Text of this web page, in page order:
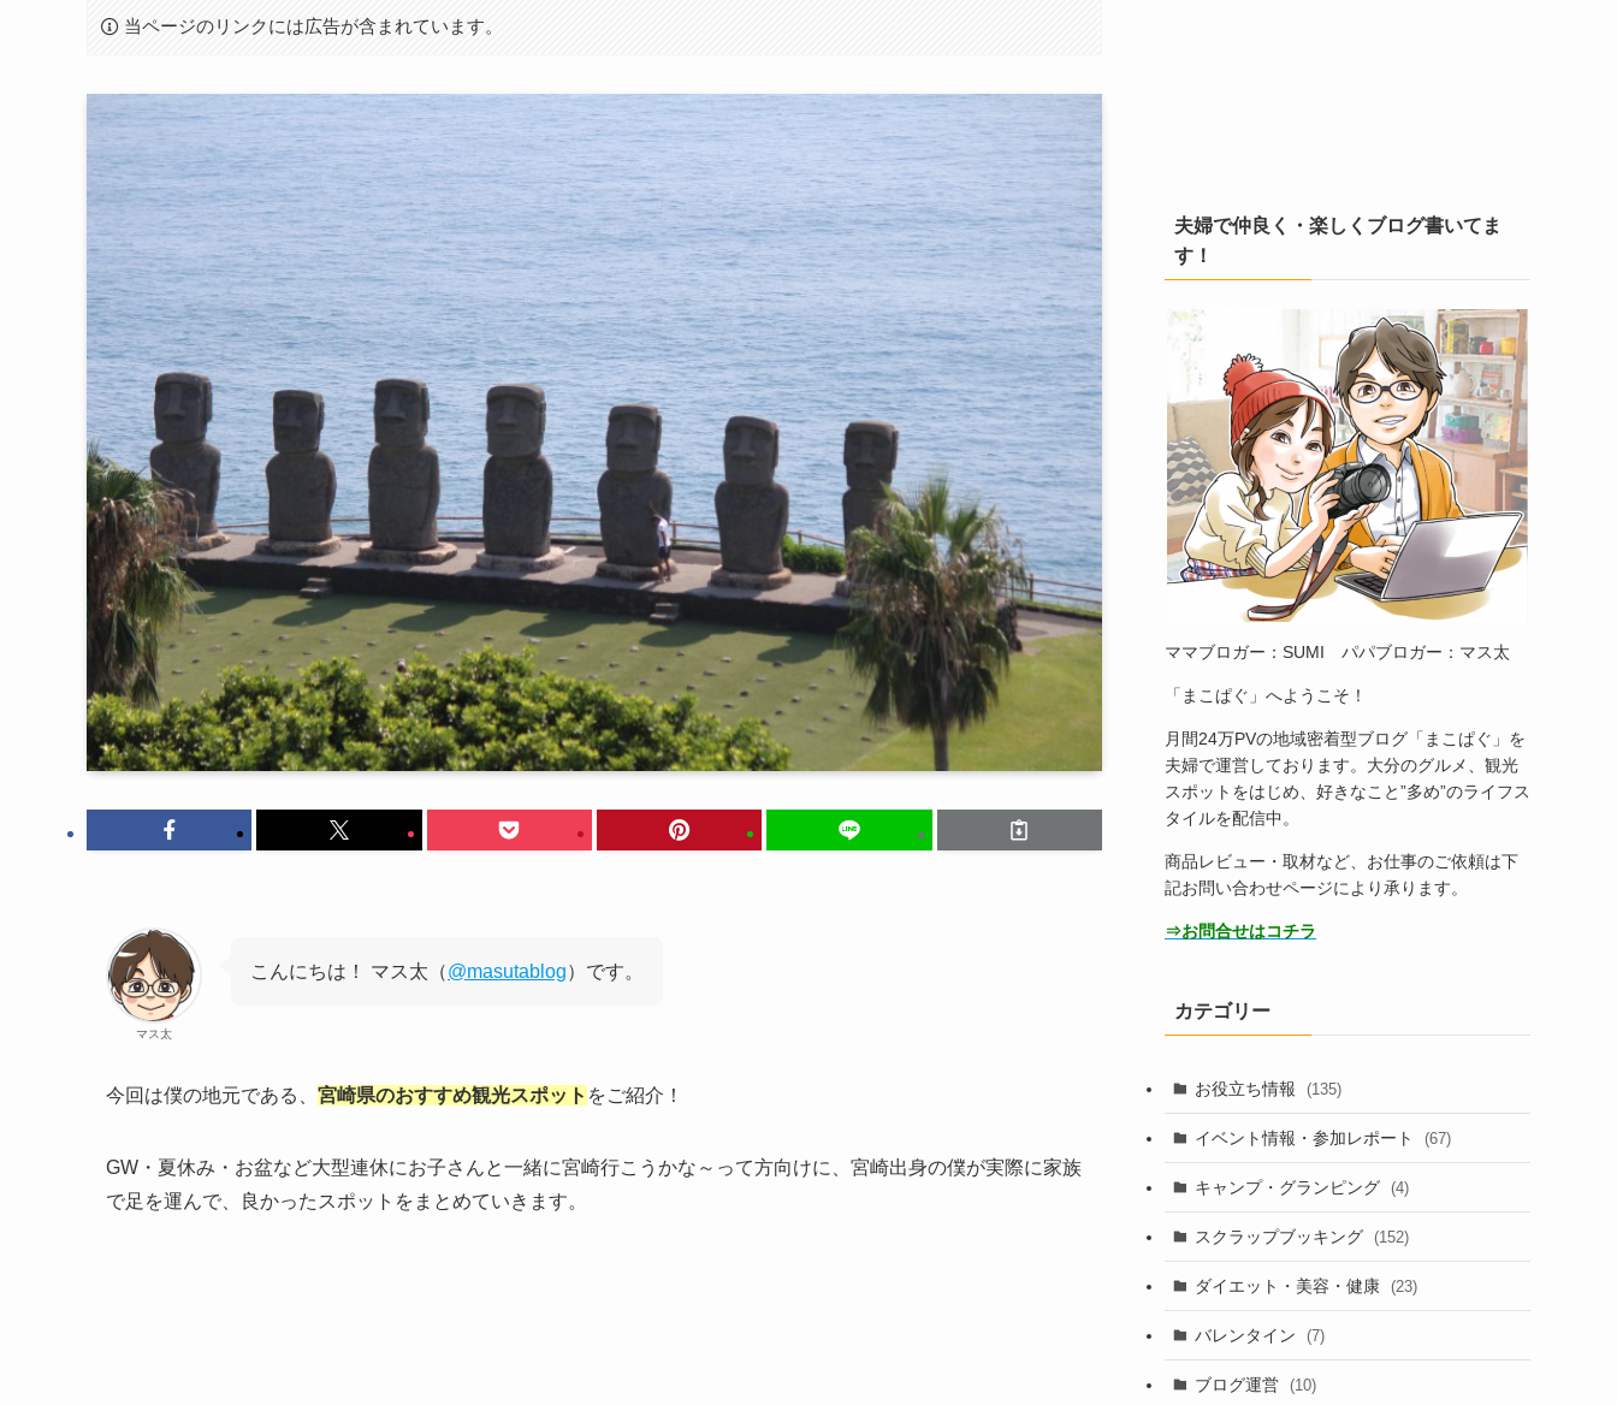
当ページのリンクには広告が含まれています。
マス太
こんにちは！ マス太（@masutablog）です。
今回は僕の地元である、 宮崎県のおすすめ観光スポット をご紹介！
GW・夏休み・お盆など大型連休にお子さんと一緒に宮崎行こうかな～って方向けに、宮崎出身の僕が実際に家族
で足を運んで、良かったスポットをまとめていきます。
夫婦で仲良く・楽しくブログ書いてま
す！
ママブロガー：SUMI パパブロガー：マス太
「まこぱぐ」へようこそ！
月間24万PVの地域密着型ブログ「まこぱぐ」を
夫婦で運営しております。大分のグルメ、観光
スポットをはじめ、好きなこと”多め”のライフス
タイルを配信中。
商品レビュー・取材など、お仕事のご依頼は下
記お問い合わせページにより承ります。
⇒お問合せはコチラ
カテゴリー
お役立ち情報 (135)
イベント情報・参加レポート (67)
キャンプ・グランピング (4)
スクラップブッキング (152)
ダイエット・美容・健康 (23)
バレンタイン (7)
ブログ運営 (10)